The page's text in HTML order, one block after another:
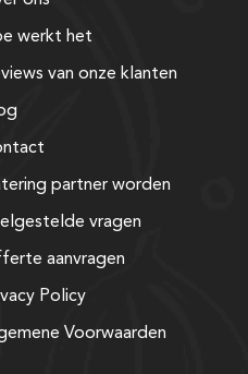
werkt het
van onze klanten
partner worden
vragen
aanvragen
Policy
Voorwaarden